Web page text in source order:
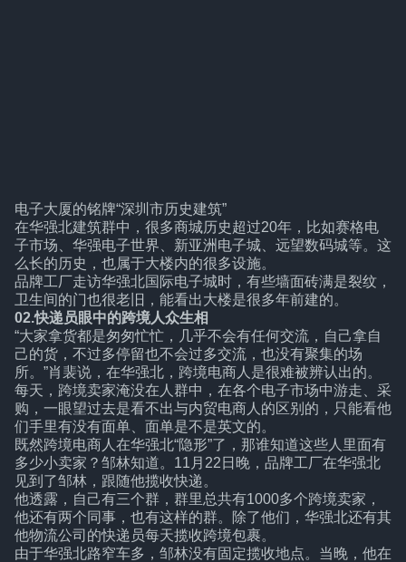
电子大厦的铭牌“深圳市历史建筑”
在华强北建筑群中，很多商城历史超过20年，比如赛格电
子市场、华强电子世界、新亚洲电子城、远望数码城等。这
么长的历史，也属于大楼内的很多设施。
品牌工厂走访华强北国际电子城时，有些墙面砖满是裂纹，
卫生间的门也很老旧，能看出大楼是很多年前建的。
02.快递员眼中的跨境人众生相
“大家拿货都是匆匆忙忙，几乎不会有任何交流，自己拿自
己的货，不过多停留也不会过多交流，也没有聚集的场
所。”肖裴说，在华强北，跨境电商人是很难被辨认出的。
每天，跨境卖家淹没在人群中，在各个电子市场中游走、采
购，一眼望过去是看不出与内贸电商人的区别的，只能看他
们手里有没有面单、面单是不是英文的。
既然跨境电商人在华强北“隐形”了，那谁知道这些人里面有
多少小卖家？邹林知道。11月22日晚，品牌工厂在华强北
见到了邹林，跟随他揽收快递。
他透露，自己有三个群，群里总共有1000多个跨境卖家，
他还有两个同事，也有这样的群。除了他们，华强北还有其
他物流公司的快递员每天揽收跨境包裹。
由于华强北路窄车多，邹林没有固定揽收地点。当晚，他在